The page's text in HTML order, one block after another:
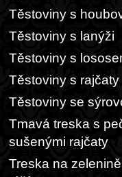
Těstoviny s
Těstoviny s lanýži
Těstoviny s
Těstoviny s rajčaty
Těstoviny se
Tmavá treska s
sušenými rajčaty
Treska na